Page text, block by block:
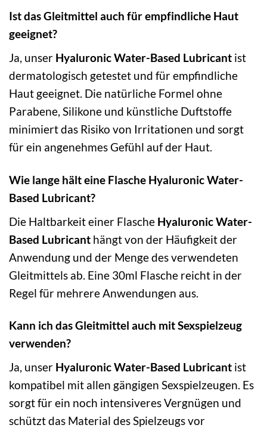
Ist das Gleitmittel auch für empfindliche Haut
geeignet?
Ja, unser Hyaluronic Water-Based Lubricant ist
dermatologisch getestet und für empfindliche
Haut geeignet. Die natürliche Formel ohne
Parabene, Silikone und künstliche Duftstoffe
minimiert das Risiko von Irritationen und sorgt
für ein angenehmes Gefühl auf der Haut.
Wie lange hält eine Flasche Hyaluronic Water-
Based Lubricant?
Die Haltbarkeit einer Flasche Hyaluronic Water-
Based Lubricant hängt von der Häufigkeit der
Anwendung und der Menge des verwendeten
Gleitmittels ab. Eine 30ml Flasche reicht in der
Regel für mehrere Anwendungen aus.
Kann ich das Gleitmittel auch mit Sexspielzeug
verwenden?
Ja, unser Hyaluronic Water-Based Lubricant ist
kompatibel mit allen gängigen Sexspielzeugen. Es
sorgt für ein noch intensiveres Vergnügen und
schützt das Material des Spielzeugs vor